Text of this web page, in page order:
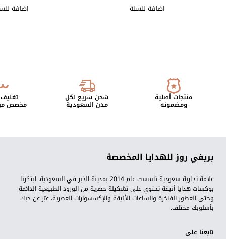
اضافة للسلة اضافة
منتجات أصلية
ومضمونه
شحن سريع لكل
مدن السعودية مخصص
بريفي روز للهدايا المخصصة
علامة تجارية سعودية تأسست عام 2014 بمدينة الخبر في السعودية، ابتكرنا
بوكسات هدايا أنيقة تحتوي على تشكيلة حصرية من الورود الطبيعية الدائمة
وحتى العطور الفاخرة والساعات الأنيقة والإكسسوارات العصرية، عبّر عن حبك
بأسلوبك مختلف.
تابعنا على